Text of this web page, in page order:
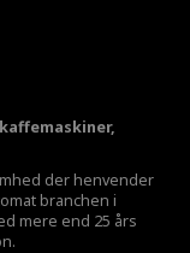
der henvender
branchen i
mere end 25 års